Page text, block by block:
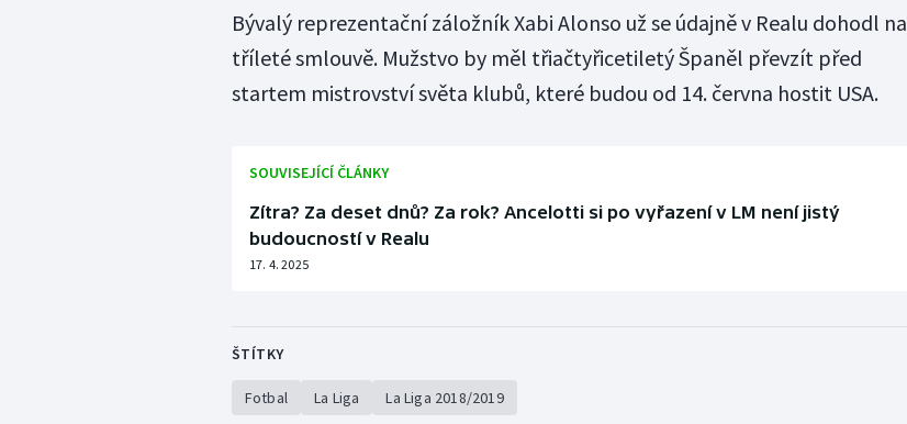
Bývalý reprezentační záložník Xabi Alonso už se údajně v Realu dohodl na
tříleté smlouvě. Mužstvo by měl třiačtyřicetiletý Španěl převzít před
startem mistrovství světa klubů, které budou od 14. června hostit USA.
SOUVISEJÍCÍ ČLÁNKY
Zítra? Za deset dnů? Za rok? Ancelotti si po vyřazení v LM není jistý
budoucností v Realu
17. 4. 2025
ŠTÍTKY
Fotbal La Liga La Liga 2018/2019